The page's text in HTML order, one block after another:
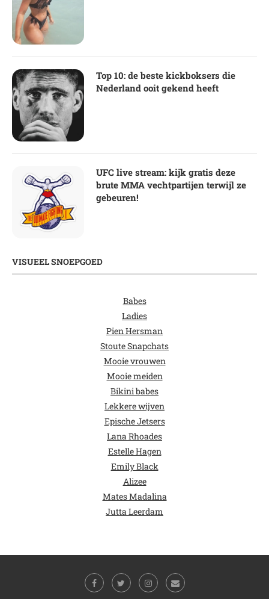
Top 10: de beste kickboksers die
Nederland ooit gekend heeft
UFC live stream: kijk gratis deze
brute MMA vechtpartijen terwijl ze
gebeuren!
VISUEEL SNOEPGOED
Babes
Ladies
Pien Hersman
Stoute Snapchats
Mooie vrouwen
Mooie meiden
Bikini babes
Lekkere wijven
Epische Jetsers
Lana Rhoades
Estelle Hagen
Emily Black
Alizee
Mates Madalina
Jutta Leerdam